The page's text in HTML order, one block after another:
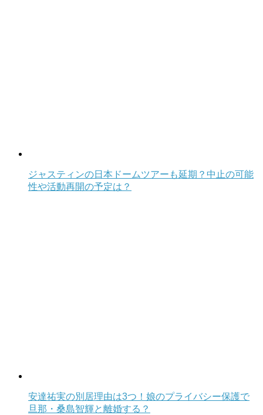
ジャスティンの日本ドームツアーも延期？中止の可能
性や活動再開の予定は？
安達祐実の別居理由は3つ！娘のプライバシー保護で
旦那・桑島智輝と離婚する？